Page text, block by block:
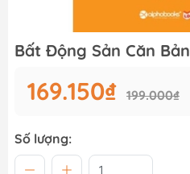
Bất Động Sản Căn Bản
169.150₫ 199.000₫
Số lượng: